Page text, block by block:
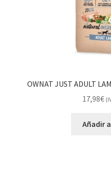
Comida Mascotas sin
OWNAT JUST ADULT
17,98€
Añadir